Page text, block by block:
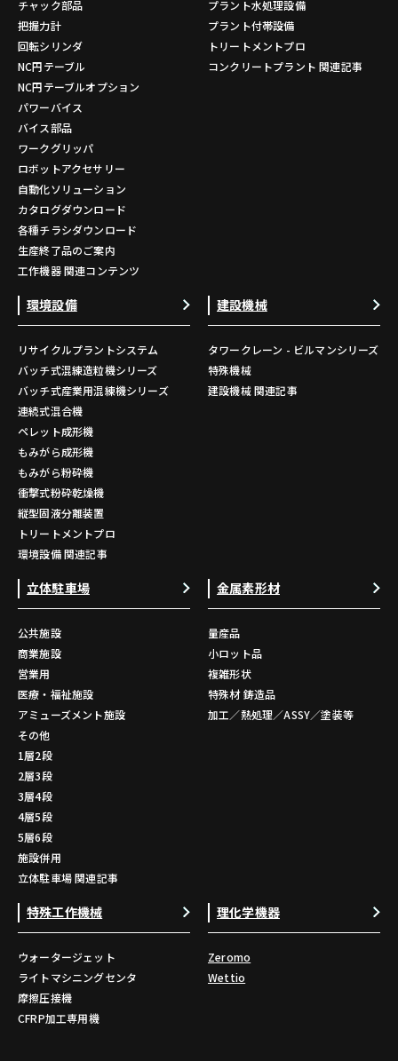
チャック部品
把握力計
回転シリンダ
NC円テーブル
NC円テーブルオプション
パワーバイス
バイス部品
ワークグリッパ
ロボットアクセサリー
自動化ソリューション
カタログダウンロード
各種チラシダウンロード
生産終了品のご案内
工作機器 関連コンテンツ
プラント水処理設備
プラント付帯設備
トリートメントプロ
コンクリートプラント 関連記事
環境設備
リサイクルプラントシステム
バッチ式混練造粒機シリーズ
バッチ式産業用混練機シリーズ
連続式混合機
ペレット成形機
もみがら成形機
もみがら粉砕機
衝撃式粉砕乾燥機
縦型固液分離装置
トリートメントプロ
環境設備 関連記事
建設機械
タワークレーン - ビルマンシリーズ
特殊機械
建設機械 関連記事
立体駐車場
公共施設
商業施設
営業用
医療・福祉施設
アミューズメント施設
その他
1層2段
2層3段
3層4段
4層5段
5層6段
施設併用
立体駐車場 関連記事
金属素形材
量産品
小ロット品
複雑形状
特殊材 鋳造品
加工／熱処理／ASSY／塗装等
特殊工作機械
ウォータージェット
ライトマシニングセンタ
摩擦圧接機
CFRP加工専用機
理化学機器
Zeromo
Wettio